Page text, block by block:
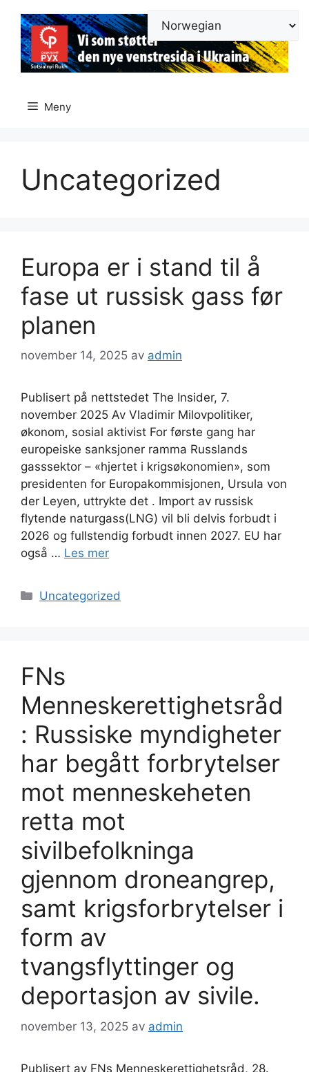
innhold
Meny
Uncategorized
Europa er i stand til å
fase ut russisk gass før
planen
november 14, 2025 av admin
Publisert på nettstedet The Insider, 7.
november 2025 Av Vladimir Milovpolitiker,
økonom, sosial aktivist For første gang har
europeiske sanksjoner ramma Russlands
gasssektor – «hjertet i krigsøkonomien», som
presidenten for Europakommisjonen, Ursula von
der Leyen, uttrykte det . Import av russisk
flytende naturgass(LNG) vil bli delvis forbudt i
2026 og fullstendig forbudt innen 2027. EU har
også … Les mer
Kategorier
Uncategorized
FNs
Menneskerettighetsråd
: Russiske myndigheter
har begått forbrytelser
mot menneskeheten
retta mot
sivilbefolkninga
gjennom droneangrep,
samt krigsforbrytelser i
form av
tvangsflyttinger og
deportasjon av sivile.
november 13, 2025 av admin
Publisert av FNs Menneskerettighetsråd, 28.